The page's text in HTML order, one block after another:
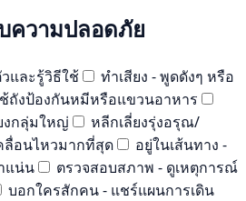
ความปลอดภัย
และรู้วิธีใช้
ทำเสียง - พูดดังๆ หรือ
ช้ถังป้องกันหมีหรือแขวนอาหาร
งกลุ่มใหญ่
หลีกเลี่ยงรุ่งอรุณ/
ลื่อนไหวมากที่สุด
อยู่ในเส้นทาง -
แน่น
ตรวจสอบสภาพ - ดูเหตุการณ์
บอกใครสักคน - แชร์แผนการเดิน